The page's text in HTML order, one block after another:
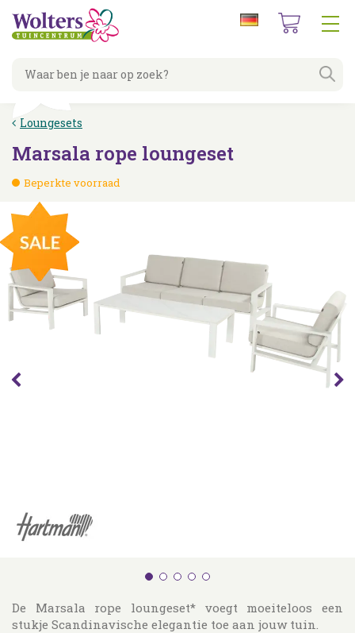
Loungesets
Marsala rope loungeset
Beperkte voorraad
De Marsala rope loungeset* voegt moeiteloos een
stukje Scandinavische elegantie toe aan jouw tuin.